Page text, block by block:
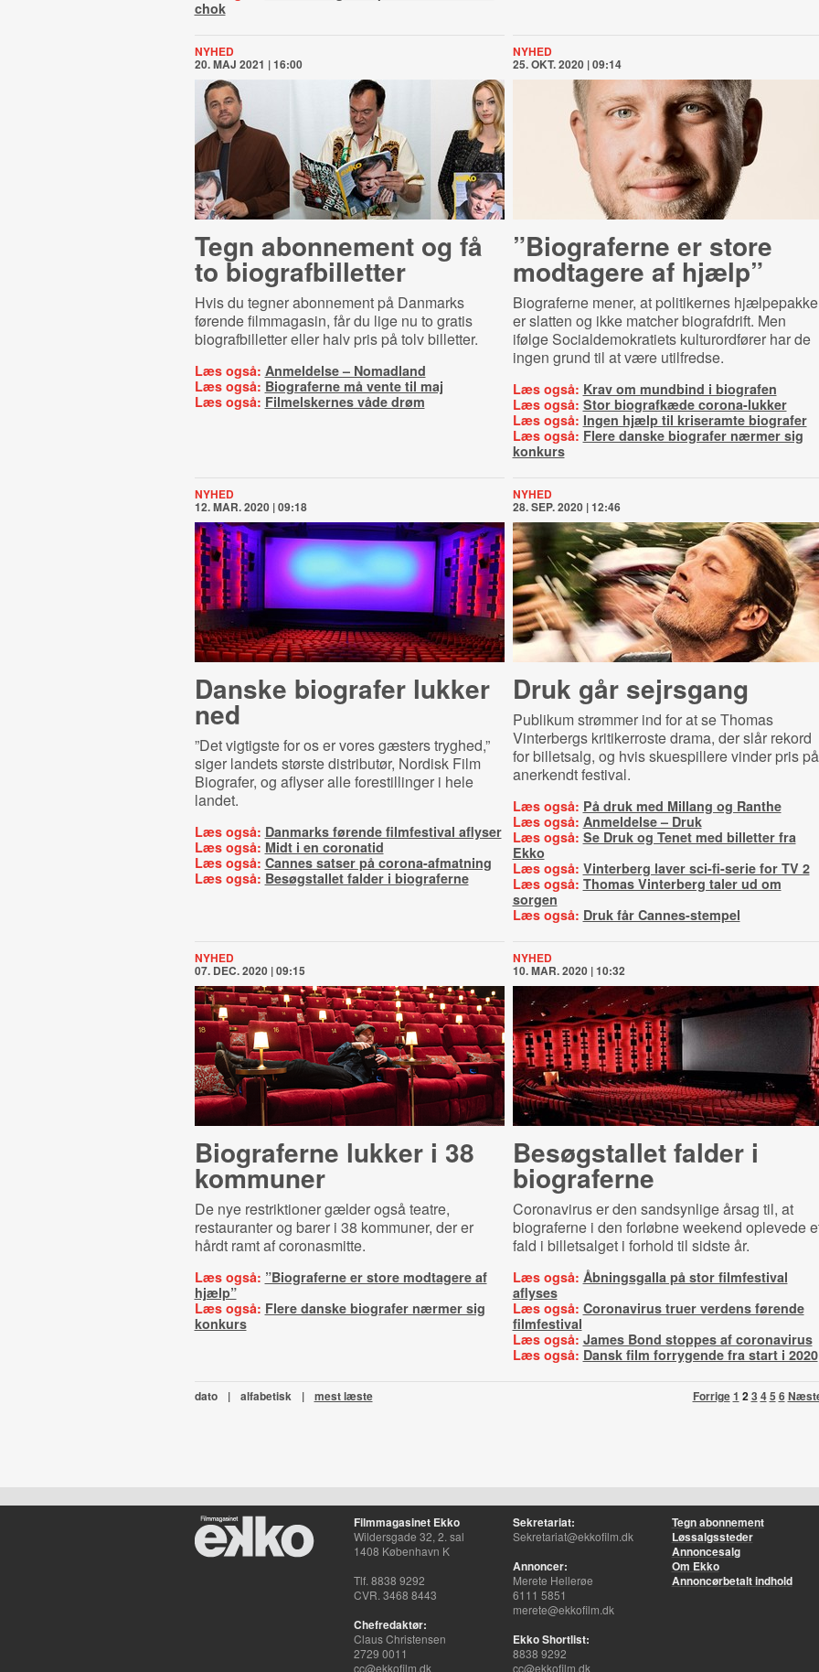
chok
NYHED
20. MAJ 2021 | 16:00
Tegn abonnement og få
to bi­o­graf­bil­let­ter
Hvis du tegner abonnement på Danmarks
førende filmmagasin, får du lige nu to gratis
biografbilletter eller halv pris på tolv billetter.
Læs også: Anmeldelse – Nomadland
Læs også: Biograferne må vente til maj
Læs også: Filmelskernes våde drøm
NYHED
25. OKT. 2020 | 09:14
”Biograferne er store
modtagere af hjælp”
Biograferne mener, at politikernes hjælpepakke
er slatten og ikke matcher biografdrift. Men
ifølge Socialdemokratiets kulturordfører har de
ingen grund til at være utilfredse.
Læs også: Krav om mundbind i biografen
Læs også: Stor biografkæde corona-lukker
Læs også: Ingen hjælp til kriseramte biografer
Læs også: Flere danske biografer nærmer sig
konkurs
NYHED
12. MAR. 2020 | 09:18
Danske biografer lukker
ned
”Det vigtigste for os er vores gæsters tryghed,”
siger landets største distributør, Nordisk Film
Biografer, og aflyser alle forestillinger i hele
landet.
Læs også: Danmarks førende filmfestival aflyser
Læs også: Midt i en coronatid
Læs også: Cannes satser på corona-afmatning
Læs også: Besøgstallet falder i biograferne
NYHED
28. SEP. 2020 | 12:46
Druk går sejrsgang
Publikum strømmer ind for at se Thomas
Vinterbergs kritikerroste drama, der slår rekord
for billetsalg, og hvis skuespillere vinder pris på
anerkendt festival.
Læs også: På druk med Millang og Ranthe
Læs også: Anmeldelse – Druk
Læs også: Se Druk og Tenet med billetter fra
Ekko
Læs også: Vinterberg laver sci-fi-serie for TV 2
Læs også: Thomas Vinterberg taler ud om
sorgen
Læs også: Druk får Cannes-stempel
NYHED
07. DEC. 2020 | 09:15
Biograferne lukker i 38
kommuner
De nye restriktioner gælder også teatre,
restauranter og barer i 38 kommuner, der er
hårdt ramt af coronasmitte.
Læs også: ”Biograferne er store modtagere af
hjælp”
Læs også: Flere danske biografer nærmer sig
konkurs
NYHED
10. MAR. 2020 | 10:32
Besøgstallet falder i
biograferne
Coronavirus er den sandsynlige årsag til, at
biograferne i den forløbne weekend oplevede
fald i billetsalget i forhold til sidste år.
Læs også: Åbningsgalla på stor filmfestival
aflyses
Læs også: Coronavirus truer verdens førende
filmfestival
Læs også: James Bond stoppes af coronavirus
Læs også: Dansk film forrygende fra start i 2020
Forrige1 23 45 6
dato | alfabetisk | mest læste
Filmmagasinet Ekko
Wildersgade 32, 2. sal
1408 København K
Tlf. 8838 9292
CVR. 3468 8443
Chefredaktør:
Claus Christensen
2729 0011
cc@ekkofilm.dk
Sekretariat:
Sekretariat@ekkofilm.dk
Annoncer:
Merete Hellerøe
6111 5851
merete@ekkofilm.dk
Ekko Shortlist:
8838 9292
cc@ekkofilm.dk
Tegn abonnement
Løssalgssteder
Annoncesalg
Om Ekko
Annoncørbetalt indhold